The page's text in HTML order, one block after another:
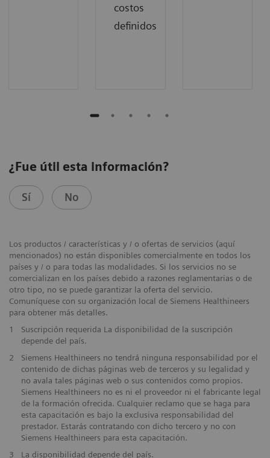
costos
definidos
¿Fue útil esta información?
Sí No
Los productos / características y / o ofertas de servicios (aquí
mencionados) no están disponibles comercialmente en todos los
países y / o para todas las modalidades. Si los servicios no se
comercializan en los países debido a razones reglamentarias o de
otro tipo, no se puede garantizar la oferta del servicio.
Comuníquese con su organización local de Siemens Healthineers
para obtener más detalles.
1
Suscripción requerida La disponibilidad de la suscripción
depende del país.
2
Siemens Healthineers no tendrá ninguna responsabilidad por el
contenido de dichas páginas web de terceros y su legalidad y
no avala tales páginas web o sus contenidos como propios.
Siemens Healthineers no es ni el proveedor ni el fabricante legal
de la formación ofrecida. Cualquier reclamo que se haga para
esta capacitación es bajo la exclusiva responsabilidad del
prestador. Estarás contratando con dicho tercero y no con
Siemens Healthineers para esta capacitación.
3
La disponibilidad depende del país.